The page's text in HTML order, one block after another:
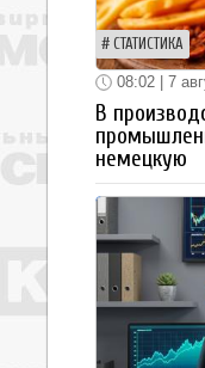
СТАТИСТИКА
08:02 | 7
В
немецкую